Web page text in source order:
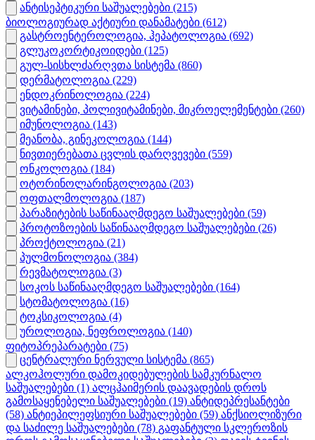
ანტისეპტიკური საშუალებები (215)
ბიოლოგიურად აქტიური დანამატები (612)
გასტროენტეროლოგია, ჰეპატოლოგია (692)
გლუკოკორტიკოიდები (125)
გულ-სისხლძარღვთა სისტემა (860)
დერმატოლოგია (229)
ენდოკრინოლოგია (224)
ვიტამინები, პოლივიტამინები, მიკროელემენტები (260)
იმუნოლოგია (143)
მეანობა, გინეკოლოგია (144)
ნივთიერებათა ცვლის დარღვევები (559)
ონკოლოგია (184)
ოტორინოლარინგოლოგია (203)
ოფთალმოლოგია (187)
პარაზიტების საწინააღმდეგო საშუალებები (59)
პროტოზოების საწინააღმდეგო საშუალებები (26)
პროქტოლოგია (21)
პულმონოლოგია (384)
რევმატოლოგია (3)
სოკოს საწინააღმდეგო საშუალებები (164)
სტომატოლოგია (16)
ტოკსიკოლოგია (4)
უროლოგია, ნეფროლოგია (140)
ფიტოპრეპარატები (75)
ცენტრალური ნერვული სისტემა (865)
ალკოჰოლური დამოკიდებულების სამკურნალო
საშუალებები (1) ალცჰაიმერის დაავადების დროს
გამოსაყენებელი საშუალებები (19) ანტიდეპრესანტები
(58) ანტიეპილეფსიური საშუალებები (59) ანქსიოლიზური
და საძილე საშუალებები (78) გაფანტული სკლეროზის